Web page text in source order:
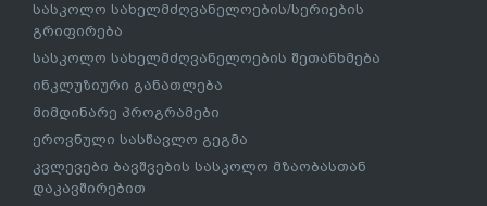
სასკოლო სახელმძღვანელოების/სერიების
გრიფირება
სასკოლო სახელმძღვანელოების შეთანხმება
ინკლუზიური განათლება
მიმდინარე პროგრამები
ეროვნული სასწავლო გეგმა
კვლევები ბავშვების სასკოლო მზაობასთან
დაკავშირებით